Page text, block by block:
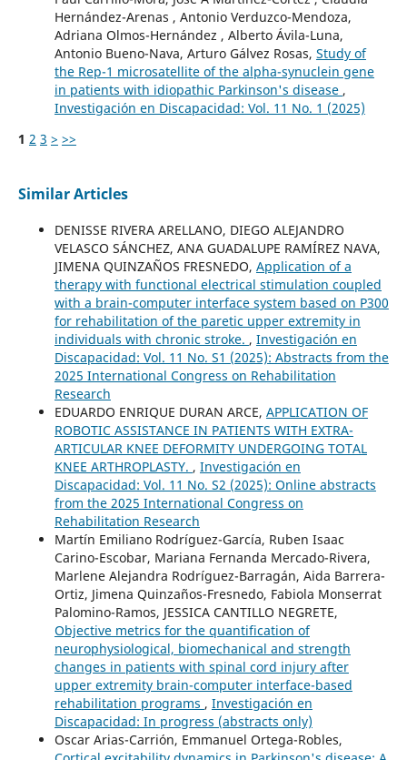
Hernández-Arenas , Antonio Verduzco-Mendoza,
Adriana Olmos-Hernández , Alberto Ávila-Luna,
Antonio Bueno-Nava, Arturo Gálvez Rosas, Study of
the Rep-1 microsatellite of the alpha-synuclein gene
in patients with idiopathic Parkinson's disease ,
Investigación en Discapacidad: Vol. 11 No. 1 (2025)
1 2 3 > >>
Similar Articles
DENISSE RIVERA ARELLANO, DIEGO ALEJANDRO
VELASCO SÁNCHEZ, ANA GUADALUPE RAMÍREZ NAVA,
JIMENA QUINZAÑOS FRESNEDO, Application of a
therapy with functional electrical stimulation coupled
with a brain-computer interface system based on P300
for rehabilitation of the paretic upper extremity in
individuals with chronic stroke. , Investigación en
Discapacidad: Vol. 11 No. S1 (2025): Abstracts from the
2025 International Congress on Rehabilitation
Research
EDUARDO ENRIQUE DURAN ARCE, APPLICATION OF
ROBOTIC ASSISTANCE IN PATIENTS WITH EXTRA-
ARTICULAR KNEE DEFORMITY UNDERGOING TOTAL
KNEE ARTHROPLASTY. , Investigación en
Discapacidad: Vol. 11 No. S2 (2025): Online abstracts
from the 2025 International Congress on
Rehabilitation Research
Martín Emiliano Rodríguez-García, Ruben Isaac
Carino-Escobar, Mariana Fernanda Mercado-Rivera,
Marlene Alejandra Rodríguez-Barragán, Aida Barrera-
Ortiz, Jimena Quinzaños-Fresnedo, Fabiola Monserrat
Palomino-Ramos, JESSICA CANTILLO NEGRETE,
Objective metrics for the quantification of
neurophysiological, biomechanical and strength
changes in patients with spinal cord injury after
upper extremity brain-computer interface-based
rehabilitation programs , Investigación en
Discapacidad: In progress (abstracts only)
Oscar Arias-Carrión, Emmanuel Ortega-Robles,